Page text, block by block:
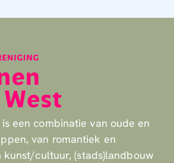
een combinatie van oude en
van romantiek en
kunst/cultuur, (stads)landbouw